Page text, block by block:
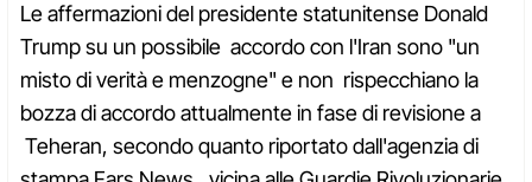
Le affermazioni del presidente statunitense Donald
Trump su un possibile accordo con l'Iran sono "un
misto di verità e menzogne" e non rispecchiano la
bozza di accordo attualmente in fase di revisione a
Teheran, secondo quanto riportato dall'agenzia di